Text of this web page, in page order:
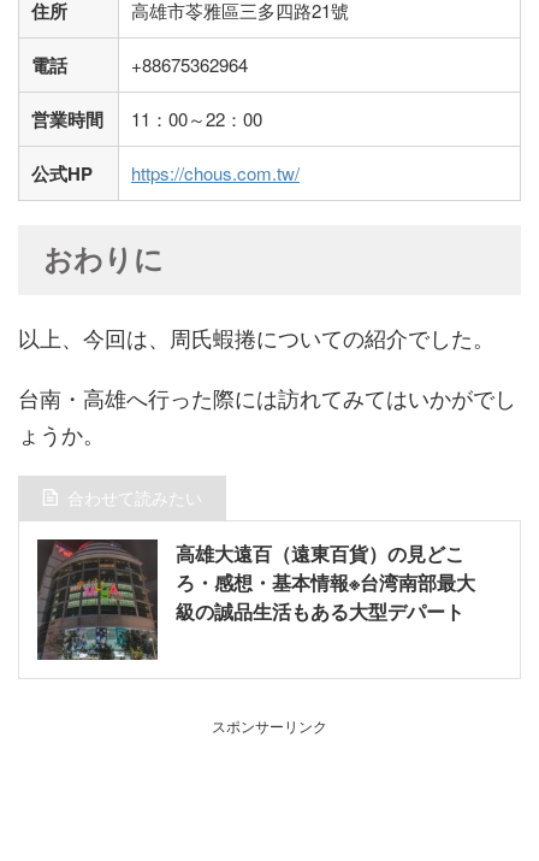
住所 高雄市苓雅區三多四路21號
電話 +88675362964
営業時間 11：00～22：00
公式HP https://chous.com.tw/
おわりに
以上、今回は、周氏蝦捲についての紹介でした。
台南・高雄へ行った際には訪れてみてはいかがでし
ょうか。
合わせて読みたい
高雄大遠百（遠東百貨）の見どこ
ろ・感想・基本情報※台湾南部最大
級の誠品生活もある大型デパート
スポンサーリンク